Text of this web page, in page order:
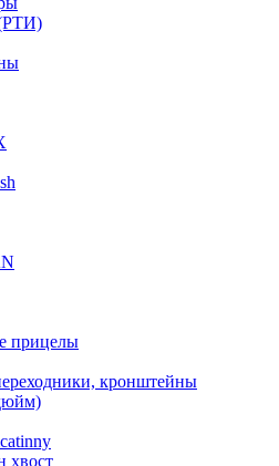
прицелы
кронштейны
хвост